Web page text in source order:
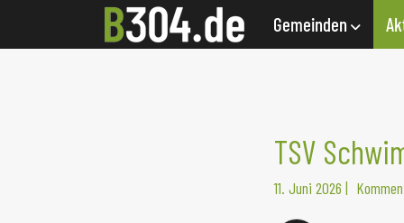
Gemeinden
TSV
11. Juni 2026 |